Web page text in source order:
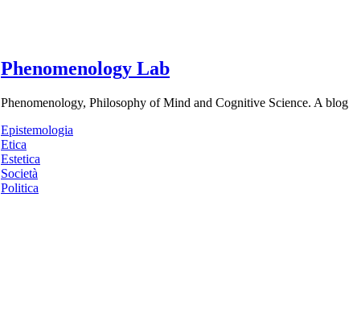
Phenomenology Lab
Phenomenology, Philosophy of Mind and Cognitive Science. A blog
Epistemologia
Etica
Estetica
Società
Politica